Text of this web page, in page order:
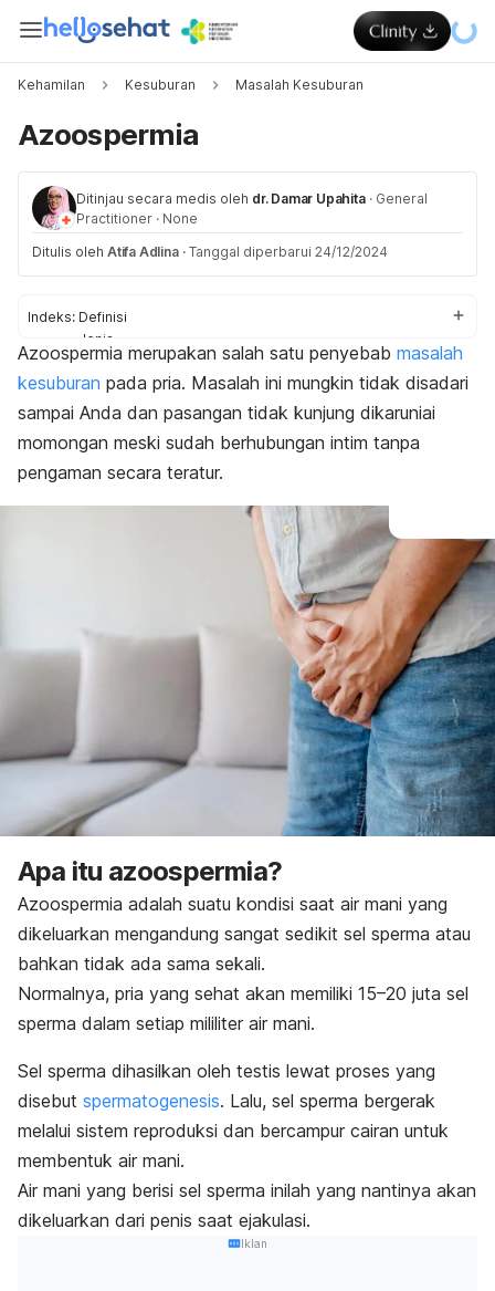
Kehamilan Kesuburan Masalah Kesuburan
Azoospermia
Ditinjau secara medis oleh dr. Damar Upahita · General
Practitioner · None
Ditulis oleh Atifa Adlina · Tanggal diperbarui 24/12/2024
Indeks: Definisi
Jenis
Penyebab
Diagnosis
Pengobatan
Azoospermia merupakan salah satu penyebab masalah
kesuburan pada pria. Masalah ini mungkin tidak disadari
sampai Anda dan pasangan tidak kunjung dikaruniai
momongan meski sudah berhubungan intim tanpa
pengaman secara teratur.
Apa itu azoospermia?
Azoospermia adalah suatu kondisi saat air mani yang
dikeluarkan mengandung sangat sedikit sel sperma atau
bahkan tidak ada sama sekali.
Normalnya, pria yang sehat akan memiliki 15–20 juta sel
sperma dalam setiap mililiter air mani.
Sel sperma dihasilkan oleh testis lewat proses yang
disebut spermatogenesis. Lalu, sel sperma bergerak
melalui sistem reproduksi dan bercampur cairan untuk
membentuk air mani.
Air mani yang berisi sel sperma inilah yang nantinya akan
dikeluarkan dari penis saat ejakulasi.
Iklan